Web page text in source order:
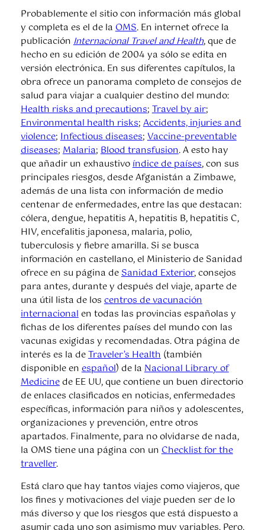
Probablemente el sitio con información más global
y completa es el de laOMS. En internet ofrece la
publicaciónInternacional Travel and Health, que de
hecho en su edición de 2004 ya sólo se edita en
versión electrónica. En sus diferentes capítulos, la
obra ofrece un panorama completo de consejos de
salud para viajar a cualquier destino del mundo:
Health risks and precautions;Travel by air;
Environmental health risks;Accidents, injuries and
violence;Infectious diseases;Vaccine-preventable
diseases;Malaria;Blood transfusion. A esto hay
que añadir un exhaustivoíndice de países, con sus
principales riesgos, desde Afganistán a Zimbawe,
además de una lista con información de medio
centenar de enfermedades, entre las que destacan:
cólera, dengue, hepatitis A, hepatitis B, hepatitis C,
HIV, encefalitis japonesa, malaria, polio,
tuberculosis y fiebre amarilla. Si se busca
información en castellano, el Ministerio de Sanidad
ofrece en su página deSanidad Exterior, consejos
para antes, durante y después del viaje, aparte de
una útil lista de loscentros de vacunación
internacionalen todas las provincias españolas y
fichas de los diferentes países del mundo con las
vacunas exigidas y recomendadas. Otra página de
interés es la deTraveler’s Health(también
disponible enespañol) de laNacional Library of
Medicinede EE UU, que contiene un buen directorio
de enlaces clasificados en noticias, enfermedades
específicas, información para niños y adolescentes,
organizaciones y prevención, entre otros
apartados. Finalmente, para no olvidarse de nada,
la OMS tiene una página con unChecklist for the
traveller.
Está claro que hay tantos viajes como viajeros, que
los fines y motivaciones del viaje pueden ser de lo
más diverso y que los riesgos que está dispuesto a